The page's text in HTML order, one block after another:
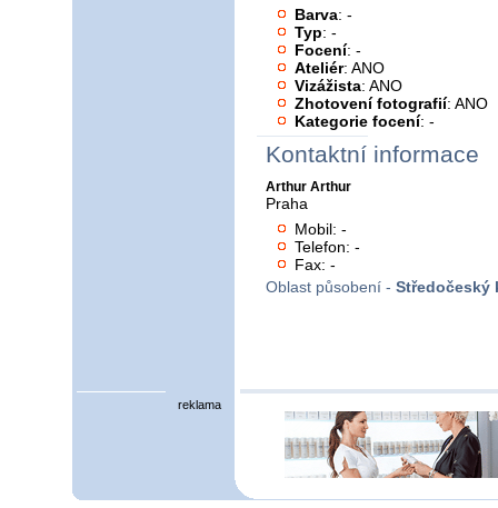
Barva: -
Typ: -
Focení: -
Ateliér: ANO
Vizážista: ANO
Zhotovení fotografií: ANO
Kategorie focení: -
Kontaktní informace
Arthur Arthur
Praha
Mobil: -
Telefon: -
Fax: -
Oblast působení - Středočeský
reklama